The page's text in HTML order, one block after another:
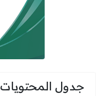
جدول المحتويات